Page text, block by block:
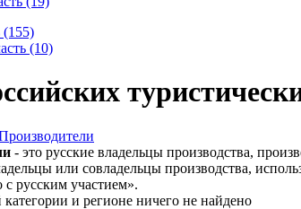
(155)
(10)
- это русские владельцы производства,
или совладельцы производства,
с русским участием».
и регионе ничего не найдено